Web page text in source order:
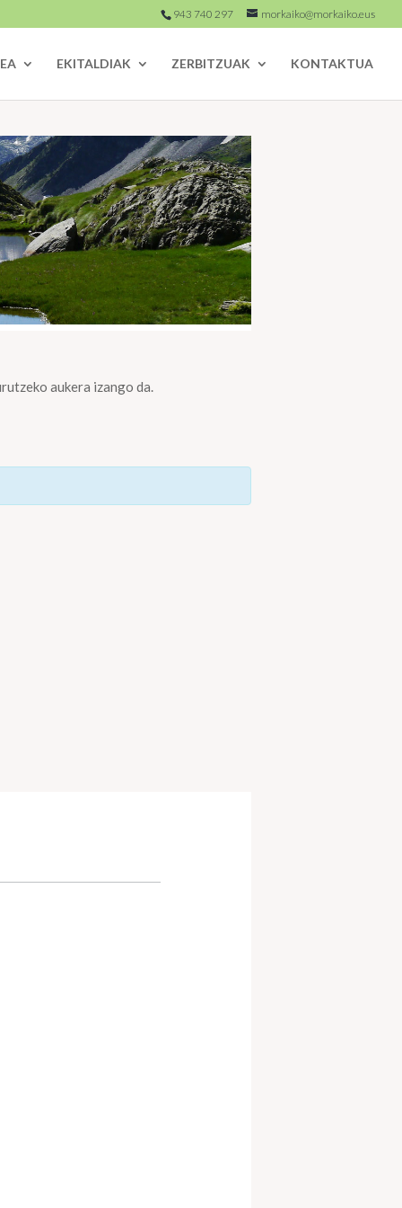
943 740 297 morkaiko@morkaiko.eus
EKITALDIAK ZERBITZUAK KONTAKTUA
aukera izango da.